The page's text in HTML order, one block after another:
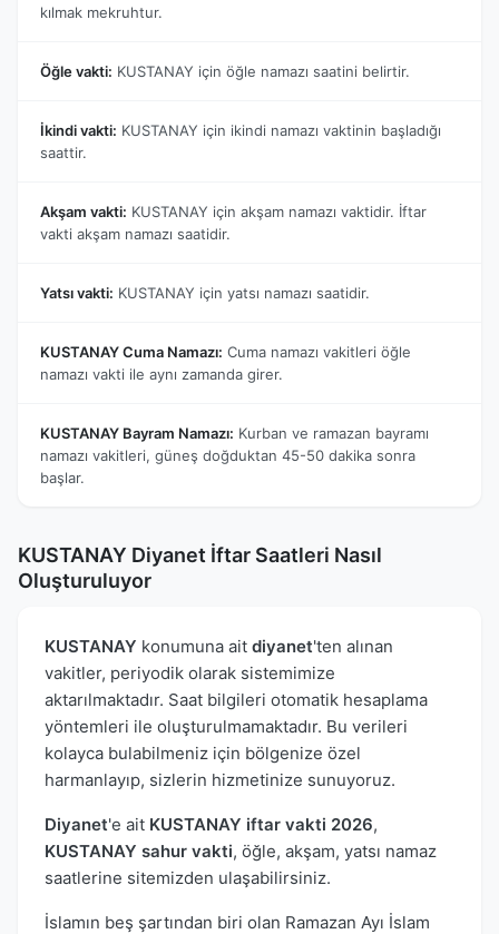
kılmak mekruhtur.
Öğle vakti: KUSTANAY için öğle namazı saatini belirtir.
İkindi vakti: KUSTANAY için ikindi namazı vaktinin başladığı
saattir.
Akşam vakti: KUSTANAY için akşam namazı vaktidir. İftar
vakti akşam namazı saatidir.
Yatsı vakti: KUSTANAY için yatsı namazı saatidir.
KUSTANAY Cuma Namazı: Cuma namazı vakitleri öğle
namazı vakti ile aynı zamanda girer.
KUSTANAY Bayram Namazı: Kurban ve ramazan bayramı
namazı vakitleri, güneş doğduktan 45-50 dakika sonra
başlar.
KUSTANAY Diyanet İftar Saatleri Nasıl
Oluşturuluyor
KUSTANAY konumuna ait diyanet'ten alınan
vakitler, periyodik olarak sistemimize
aktarılmaktadır. Saat bilgileri otomatik hesaplama
yöntemleri ile oluşturulmamaktadır. Bu verileri
kolayca bulabilmeniz için bölgenize özel
harmanlayıp, sizlerin hizmetinize sunuyoruz.
Diyanet'e ait KUSTANAY iftar vakti 2026,
KUSTANAY sahur vakti, öğle, akşam, yatsı namaz
saatlerine sitemizden ulaşabilirsiniz.
İslamın beş şartından biri olan Ramazan Ayı İslam